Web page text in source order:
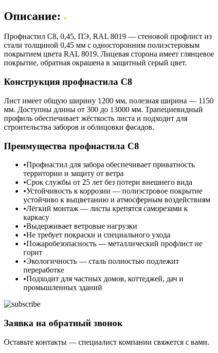
Описание:
Профнастил С8, 0,45, ПЭ, RAL 8019 — стеновой профлист из
стали толщиной 0,45 мм с односторонним полиэстеровым
покрытием цвета RAL 8019. Лицевая сторона имеет глянцевое
покрытие, обратная окрашена в защитный серый цвет.
Конструкция профнастила С8
Лист имеет общую ширину 1200 мм, полезная ширина — 1150
мм. Доступны длины от 300 до 13000 мм. Трапециевидный
профиль обеспечивает жёсткость листа и подходит для
строительства заборов и облицовки фасадов.
Преимущества профнастила С8
Профнастил для забора обеспечивает приватность
территории и защиту от ветра
Срок службы от 25 лет без потери внешнего вида
Устойчивость к коррозии — полиэстровое покрытие
устойчиво к выцветанию и атмосферным воздействиям
Лёгкий монтаж — листы крепятся саморезами к
каркасу
Выдерживает ветровые нагрузки
Не требует покраски и специального ухода
Пожаробезопасность — металлический профлист не
горит
Экологичность — сталь полностью подлежит
переработке
Подходит для частных домов, коттеджей, дач и
промышленных зданий
Заявка на обратный звонок
Оставьте контакты — специалист компании свяжется с вами.